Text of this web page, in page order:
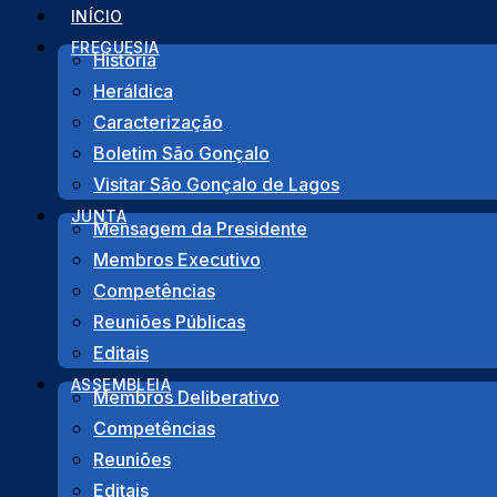
Pular para o conteúdo
INÍCIO
FREGUESIA
História
Heráldica
Caracterização
Boletim São Gonçalo
Visitar São Gonçalo de Lagos
JUNTA
Mensagem da Presidente
Membros Executivo
Competências
Reuniões Públicas
Editais
ASSEMBLEIA
Membros Deliberativo
Competências
Reuniões
Editais
Notícias>CML – AVISO Nº 227/2025 –
Voltar
CML – AVISO Nº 227/